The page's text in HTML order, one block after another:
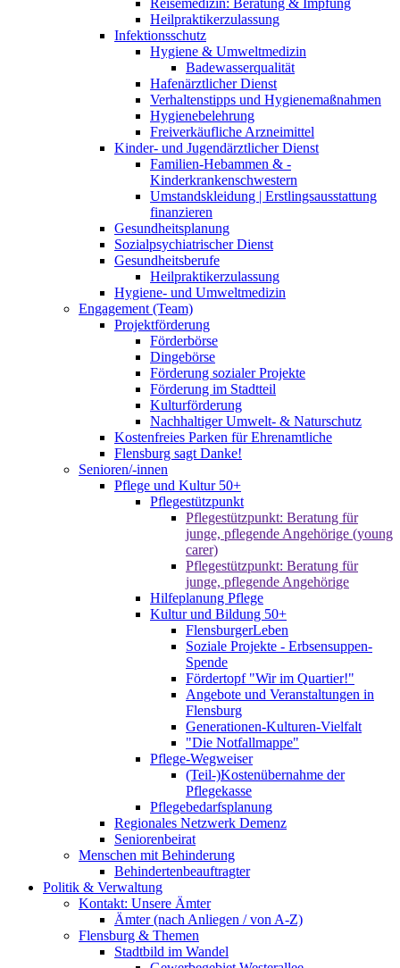
Reisemedizin: Beratung & Impfung
Heilpraktikerzulassung
Infektionsschutz
Hygiene & Umweltmedizin
Badewasserqualität
Hafenärztlicher Dienst
Verhaltenstipps und Hygienemaßnahmen
Hygienebelehrung
Freiverkäufliche Arzneimittel
Kinder- und Jugendärztlicher Dienst
Familien-Hebammen & -
Kinderkrankenschwestern
Umstandskleidung | Erstlingsausstattung
finanzieren
Gesundheitsplanung
Sozialpsychiatrischer Dienst
Gesundheitsberufe
Heilpraktikerzulassung
Hygiene- und Umweltmedizin
Engagement (Team)
Projektförderung
Förderbörse
Dingebörse
Förderung sozialer Projekte
Förderung im Stadtteil
Kulturförderung
Nachhaltiger Umwelt- & Naturschutz
Kostenfreies Parken für Ehrenamtliche
Flensburg sagt Danke!
Senioren/-innen
Pflege und Kultur 50+
Pflegestützpunkt
Pflegestützpunkt: Beratung für
junge, pflegende Angehörige (young
carer)
Pflegestützpunkt: Beratung für
junge, pflegende Angehörige
Hilfeplanung Pflege
Kultur und Bildung 50+
FlensburgerLeben
Soziale Projekte - Erbsensuppen-
Spende
Fördertopf "Wir im Quartier!"
Angebote und Veranstaltungen in
Flensburg
Generationen-Kulturen-Vielfalt
"Die Notfallmappe"
Pflege-Wegweiser
(Teil-)Kostenübernahme der
Pflegekasse
Pflegebedarfsplanung
Regionales Netzwerk Demenz
Seniorenbeirat
Menschen mit Behinderung
Behindertenbeauftragter
Politik & Verwaltung
Kontakt: Unsere Ämter
Ämter (nach Anliegen / von A-Z)
Flensburg & Themen
Stadtbild im Wandel